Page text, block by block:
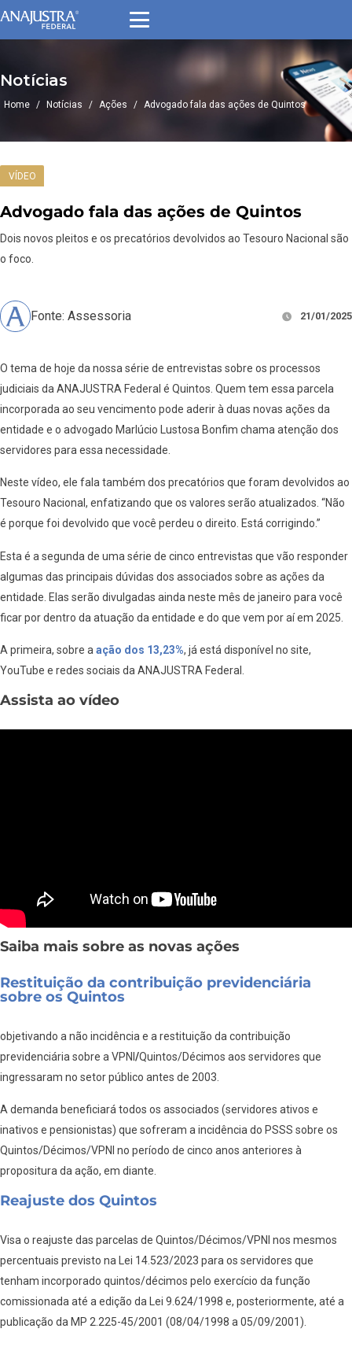
Notícias
Home / Notícias / Ações / Advogado fala das ações de Quintos
VÍDEO
Advogado fala das ações de Quintos
Dois novos pleitos e os precatórios devolvidos ao Tesouro Nacional são
o foco.
Fonte: Assessoria 21/01/2025
O tema de hoje da nossa série de entrevistas sobre os processos
judiciais da ANAJUSTRA Federal é Quintos. Quem tem essa parcela
incorporada ao seu vencimento pode aderir à duas novas ações da
entidade e o advogado Marlúcio Lustosa Bonfim chama atenção dos
servidores para essa necessidade.
Neste vídeo, ele fala também dos precatórios que foram devolvidos ao
Tesouro Nacional, enfatizando que os valores serão atualizados. “Não
é porque foi devolvido que você perdeu o direito. Está corrigindo.”
Esta é a segunda de uma série de cinco entrevistas que vão responder
algumas das principais dúvidas dos associados sobre as ações da
entidade. Elas serão divulgadas ainda neste mês de janeiro para você
ficar por dentro da atuação da entidade e do que vem por aí em 2025.
A primeira, sobre a ação dos 13,23%, já está disponível no site,
YouTube e redes sociais da ANAJUSTRA Federal.
Assista ao vídeo
Saiba mais sobre as novas ações
Restituição da contribuição previdenciária
sobre os Quintos
objetivando a não incidência e a restituição da contribuição
previdenciária sobre a VPNI /Quintos/Décimos aos servidores que
ingressaram no setor público antes de 2003.
A demanda beneficiará todos os associados (servidores ativos e
inativos e pensionistas) que sofreram a incidência do PSSS sobre os
Quintos/Décimos/VPNI no período de cinco anos anteriores à
propositura da ação, em diante.
Reajuste dos Quintos
Visa o reajuste das parcelas de Quintos/Décimos/VPNI nos mesmos
percentuais previsto na Lei 14.523/2023 para os servidores que
tenham incorporado quintos/décimos pelo exercício da função
comissionada até a edição da Lei 9.624/1998 e, posteriormente, até a
publicação da MP 2.225-45/2001 (08/04/1998 a 05/09/2001).